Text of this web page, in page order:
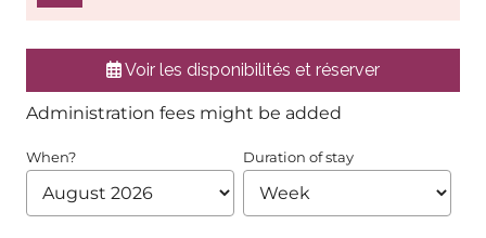
Voir les disponibilités et réserver